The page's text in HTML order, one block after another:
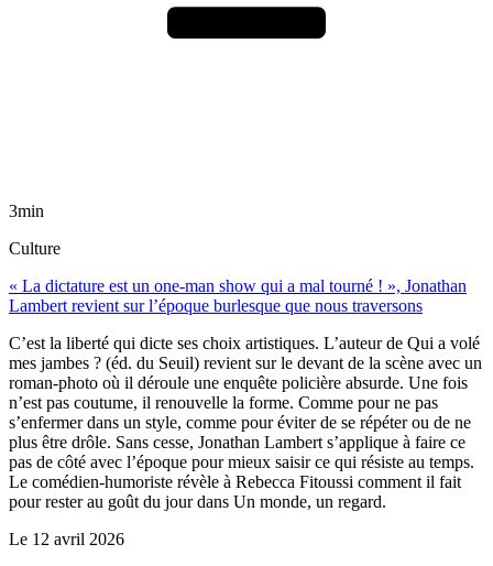
3min
Culture
« La dictature est un one-man show qui a mal tourné ! », Jonathan
Lambert revient sur l’époque burlesque que nous traversons
C’est la liberté qui dicte ses choix artistiques. L’auteur de Qui a volé
mes jambes ? (éd. du Seuil) revient sur le devant de la scène avec un
roman-photo où il déroule une enquête policière absurde. Une fois
n’est pas coutume, il renouvelle la forme. Comme pour ne pas
s’enfermer dans un style, comme pour éviter de se répéter ou de ne
plus être drôle. Sans cesse, Jonathan Lambert s’applique à faire ce
pas de côté avec l’époque pour mieux saisir ce qui résiste au temps.
Le comédien-humoriste révèle à Rebecca Fitoussi comment il fait
pour rester au goût du jour dans Un monde, un regard.
Le 12 avril 2026